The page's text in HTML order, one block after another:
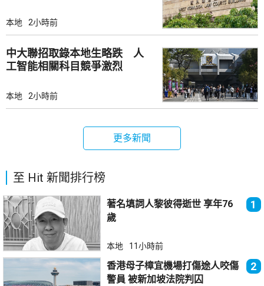
本地 2小時前
中大聯招取錄本地生略跌 人
工智能相關科目競爭激烈
本地 2小時前
更多新聞
至 Hit 新聞排行榜
著名填詞人黎彼得逝世 享年76
歲
1
本地 11小時前
香港母子樟宜機場打傷途人咬傷
警員 被新加坡法院判囚
2